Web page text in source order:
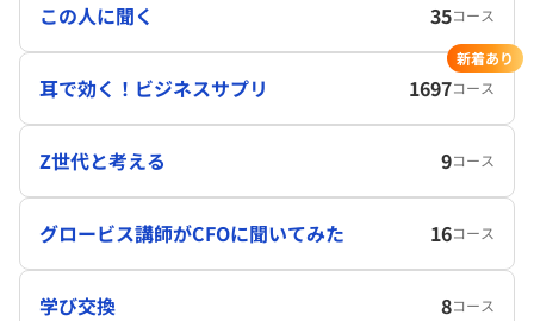
この人に聞く 35コース
耳で効く！ビジネスサプリ 1697コース
新着あり
Z世代と考える 9コース
グロービス講師がCFOに聞いてみた 16コース
学び交換 8コース